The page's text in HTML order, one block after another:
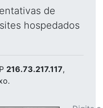
de
hospedados
216.73.217.117,